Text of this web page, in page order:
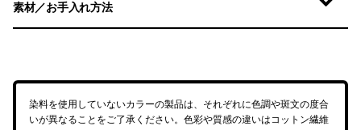
素材／お手入れ方法
染料を使用していないカラーの製品は、それぞれに色調や斑文の度合
いが異なることをご了承ください。色彩や質感の違いはコットン繊維